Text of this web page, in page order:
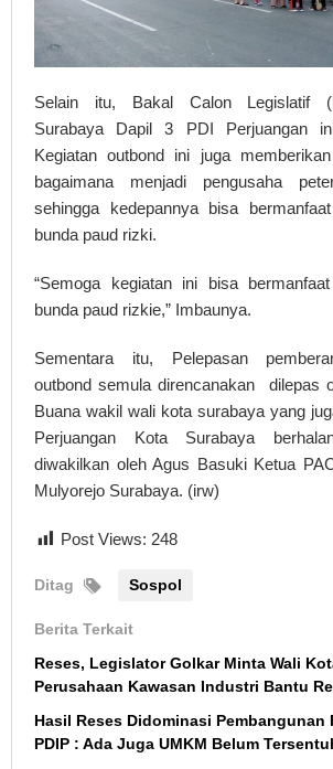
Selain itu, Bakal Calon Legislatif
Surabaya Dapil 3 PDI Perjuangan
Kegiatan outbond ini juga
bagaimana menjadi pengusaha
sehingga kedepannya bisa
bunda paud rizki.
“Semoga kegiatan ini bisa
bunda paud rizkie,” Imbaunya.
Sementara itu, Pelepasan
outbond semula direncanakan dilepas
Buana wakil wali kota surabaya yang
Perjuangan Kota Surabaya
diwakilkan oleh Agus Basuki Ketua
Mulyorejo Surabaya. (irw)
Post Views: 248
Ditag Sospol
Berita Terkait
Reses, Legislator Golkar Minta Wali
Perusahaan Kawasan Industri Bantu
Hasil Reses Didominasi
PDIP : Ada Juga UMKM Belum